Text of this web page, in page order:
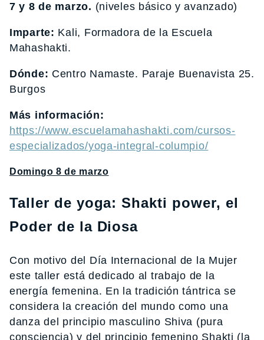
7 y 8 de marzo. (niveles básico y avanzado)
Imparte: Kali, Formadora de la Escuela
Mahashakti.
Dónde: Centro Namaste. Paraje Buenavista 25.
Burgos
Más información:
https://www.escuelamahashakti.com/cursos-
especializados/yoga-integral-columpio/
Domingo 8 de marzo
Taller de yoga: Shakti power, el
Poder de la Diosa
Con motivo del Día Internacional de la Mujer
este taller está dedicado al trabajo de la
energía femenina. En la tradición tántrica se
considera la creación del mundo como una
danza del principio masculino Shiva (pura
consciencia) y del principio femenino Shakti (la